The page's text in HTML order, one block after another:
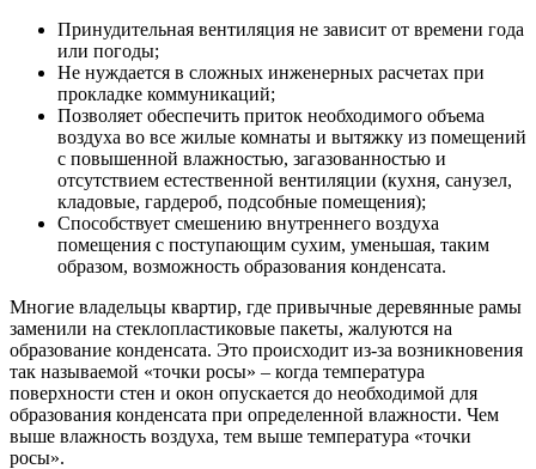
Принудительная вентиляция не зависит от времени года
или погоды;
Не нуждается в сложных инженерных расчетах при
прокладке коммуникаций;
Позволяет обеспечить приток необходимого объема
воздуха во все жилые комнаты и вытяжку из помещений
с повышенной влажностью, загазованностью и
отсутствием естественной вентиляции (кухня, санузел,
кладовые, гардероб, подсобные помещения);
Способствует смешению внутреннего воздуха
помещения с поступающим сухим, уменьшая, таким
образом, возможность образования конденсата.
Многие владельцы квартир, где привычные деревянные рамы
заменили на стеклопластиковые пакеты, жалуются на
образование конденсата. Это происходит из-за возникновения
так называемой «точки росы» – когда температура
поверхности стен и окон опускается до необходимой для
образования конденсата при определенной влажности. Чем
выше влажность воздуха, тем выше температура «точки
росы».